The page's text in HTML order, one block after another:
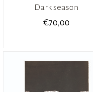
Dark season
€70,00